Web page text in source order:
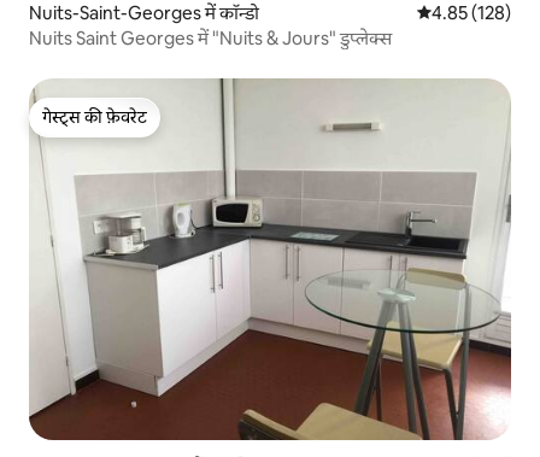
Nuits-Saint-Georges में कॉन्डो औसत रेटिंग 5 में से
4.85 (128)
Nuits Saint Georges में "Nuits & Jours" डुप्लेक्स
गेस्ट्स की फ़ेवरेट
गेस्ट्स की फ़ेवरेट